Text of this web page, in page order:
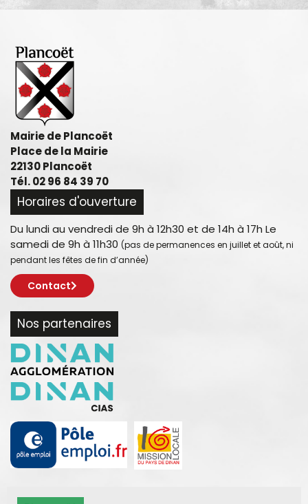
Mairie de Plancoët
Place de la Mairie
22130 Plancoët
Tél. 02 96 84 39 70
Horaires d'ouverture
Du lundi au vendredi de 9h à 12h30 et de 14h à 17h Le
samedi de 9h à 11h30 (pas de permanences en juillet et août, ni
pendant les fêtes de fin d’année)
Contact
Nos partenaires